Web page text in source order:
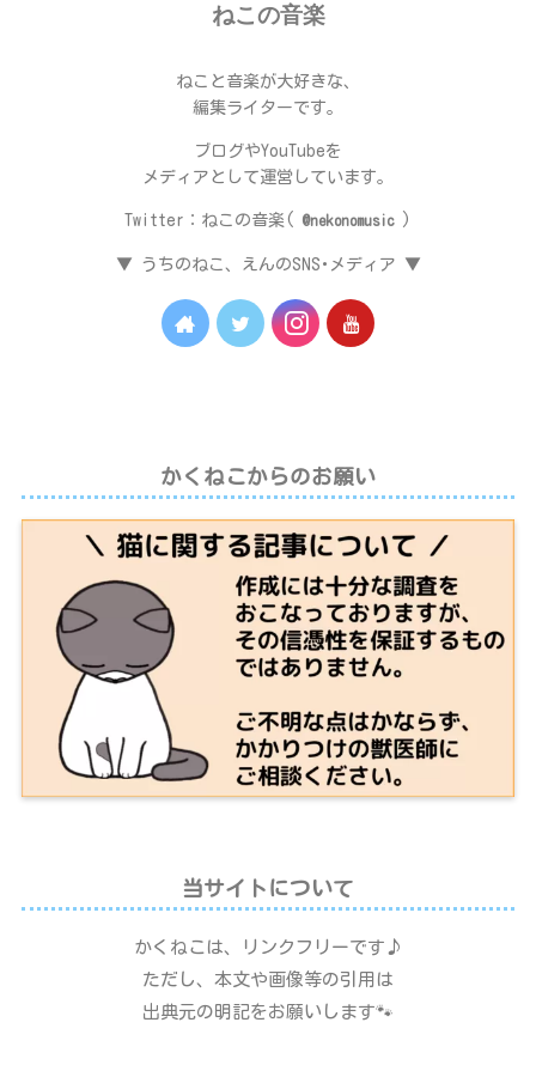
ねこの音楽
ねこと音楽が大好きな、
編集ライターです。
ブログやYouTubeを
メディアとして運営しています。
Twitter：ねこの音楽( @nekonomusic)
▼ うちのねこ、えんのSNS･メディア ▼
かくねこからのお願い
当サイトについて
かくねこは、リンクフリーです♪
ただし、本文や画像等の引用は
出典元の明記をお願いします🐾